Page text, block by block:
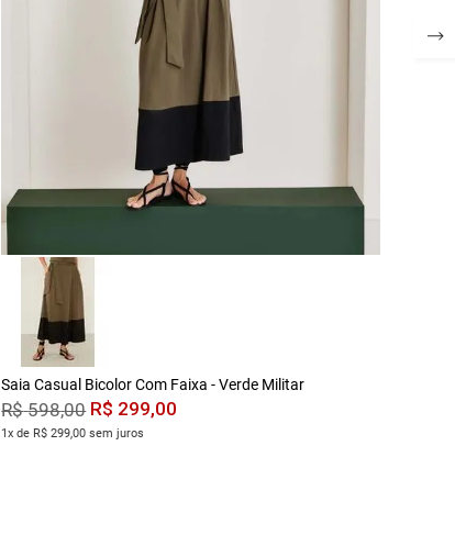
Saia Casual Bicolor Com Faixa - Verde Militar
R$ 598,00 R$ 299,00
1x de R$ 299,00 sem juros